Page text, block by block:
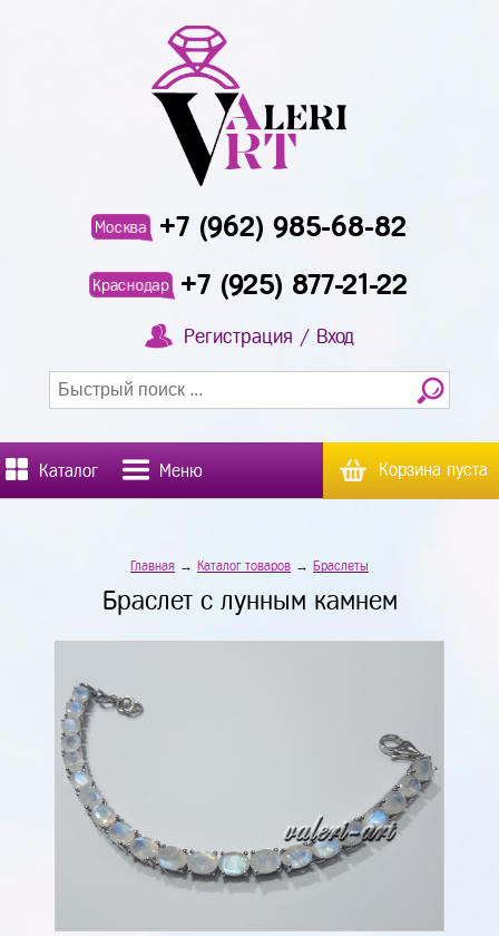
Москва +7 (962) 985-68-82
Краснодар +7 (925) 877-21-22
Регистрация / Вход
Каталог Меню Корзина пуста
Главная → Каталог товаров → Браслеты
Браслет с лунным камнем